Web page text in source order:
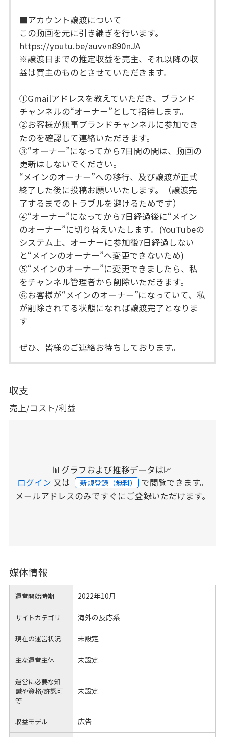
■アカウント譲渡について
この動画を元に引き継ぎを行います。
https://youtu.be/auvvn890nJA
※譲渡日までの推定収益を売主、それ以降の収
益は買主のものとさせていただきます。
①Gmailアドレスを教えていただき、ブランド
チャンネルの“オーナー”として招待します。
②お客様が無事ブランドチャンネルに参加でき
たのを確認して連絡いただきます。
③“オーナー”になってから7日間の間は、動画の
更新はしないでください。
“メインのオーナー”への移行、及び譲渡が正式
終了した後に投稿お願いいたします。（譲渡完
了するまでのトラブルを避けるためです）
④“オーナー”になってから7日経過後に“メイン
のオーナー”に切り替えいたします。(YouTubeの
システム上、オーナーに参加後7日経過しない
と“メインのオーナー”へ変更できないため)
⑤“メインのオーナー”に変更できましたら、私
をチャンネル管理者から削除いただきます。
⑥お客様が“メインのオーナー”になっていて、私
が削除されてる状態になれば譲渡完了となりま
す
ぜひ、皆様のご連絡お待ちしております。
収支
売上/コスト/利益
📊グラフおよび推移データは📈
ログイン 又は 新規登録（無料） で閲覧できます。
メールアドレスのみですぐにご登録いただけます。
媒体情報
運営開始時期 2022年10月
サイトカテゴリ 海外の反応系
現在の運営状況 未設定
主な運営主体 未設定
運営に必要な知
識や資格/許認可
等
未設定
収益モデル 広告